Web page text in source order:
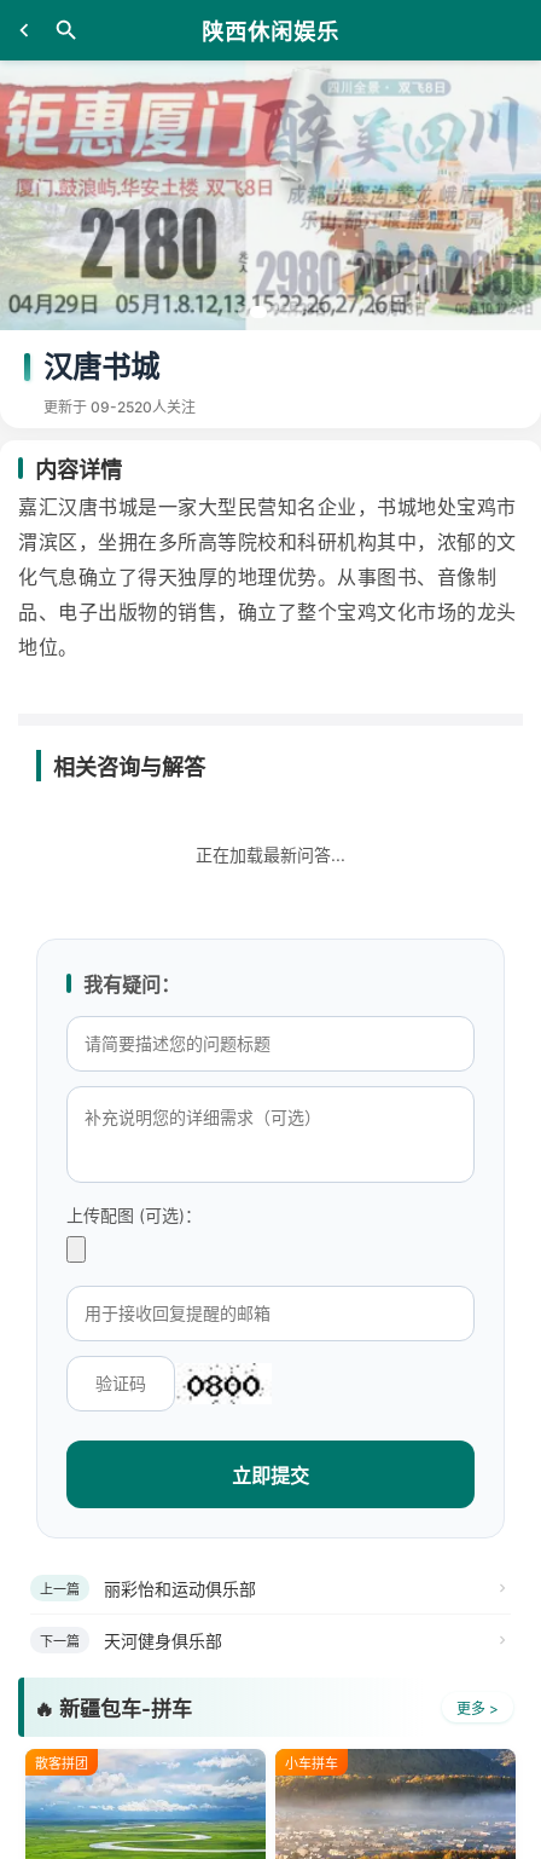
陕西休闲娱乐
汉唐书城
更新于 09-2520人关注
内容详情
嘉汇汉唐书城是一家大型民营知名企业，书城地处宝鸡市
渭滨区，坐拥在多所高等院校和科研机构其中，浓郁的文
化气息确立了得天独厚的地理优势。从事图书、音像制
品、电子出版物的销售，确立了整个宝鸡文化市场的龙头
地位。
相关咨询与解答
正在加载最新问答...
我有疑问：
上传配图 (可选)：
立即提交
上一篇 丽彩怡和运动俱乐部
下一篇 天河健身俱乐部
🔥 新疆包车-拼车 更多 >
散客拼团 小车拼车